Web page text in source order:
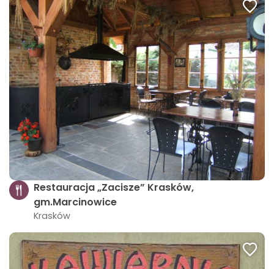
Restauracja „Zacisze” Krasków,
gm.Marcinowice
Krasków